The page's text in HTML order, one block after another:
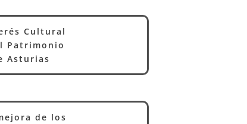
Cultural
Patrimonio
Asturias
de los